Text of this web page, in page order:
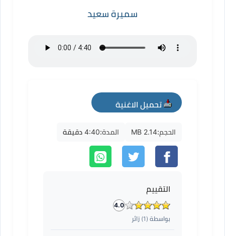
سميرة سعيد
تحميل الاغنية
mp3
الحجم:2.14 MB المدة:4:40 دقيقة
التقييم
4.0
بواسطة ( 1) زائر